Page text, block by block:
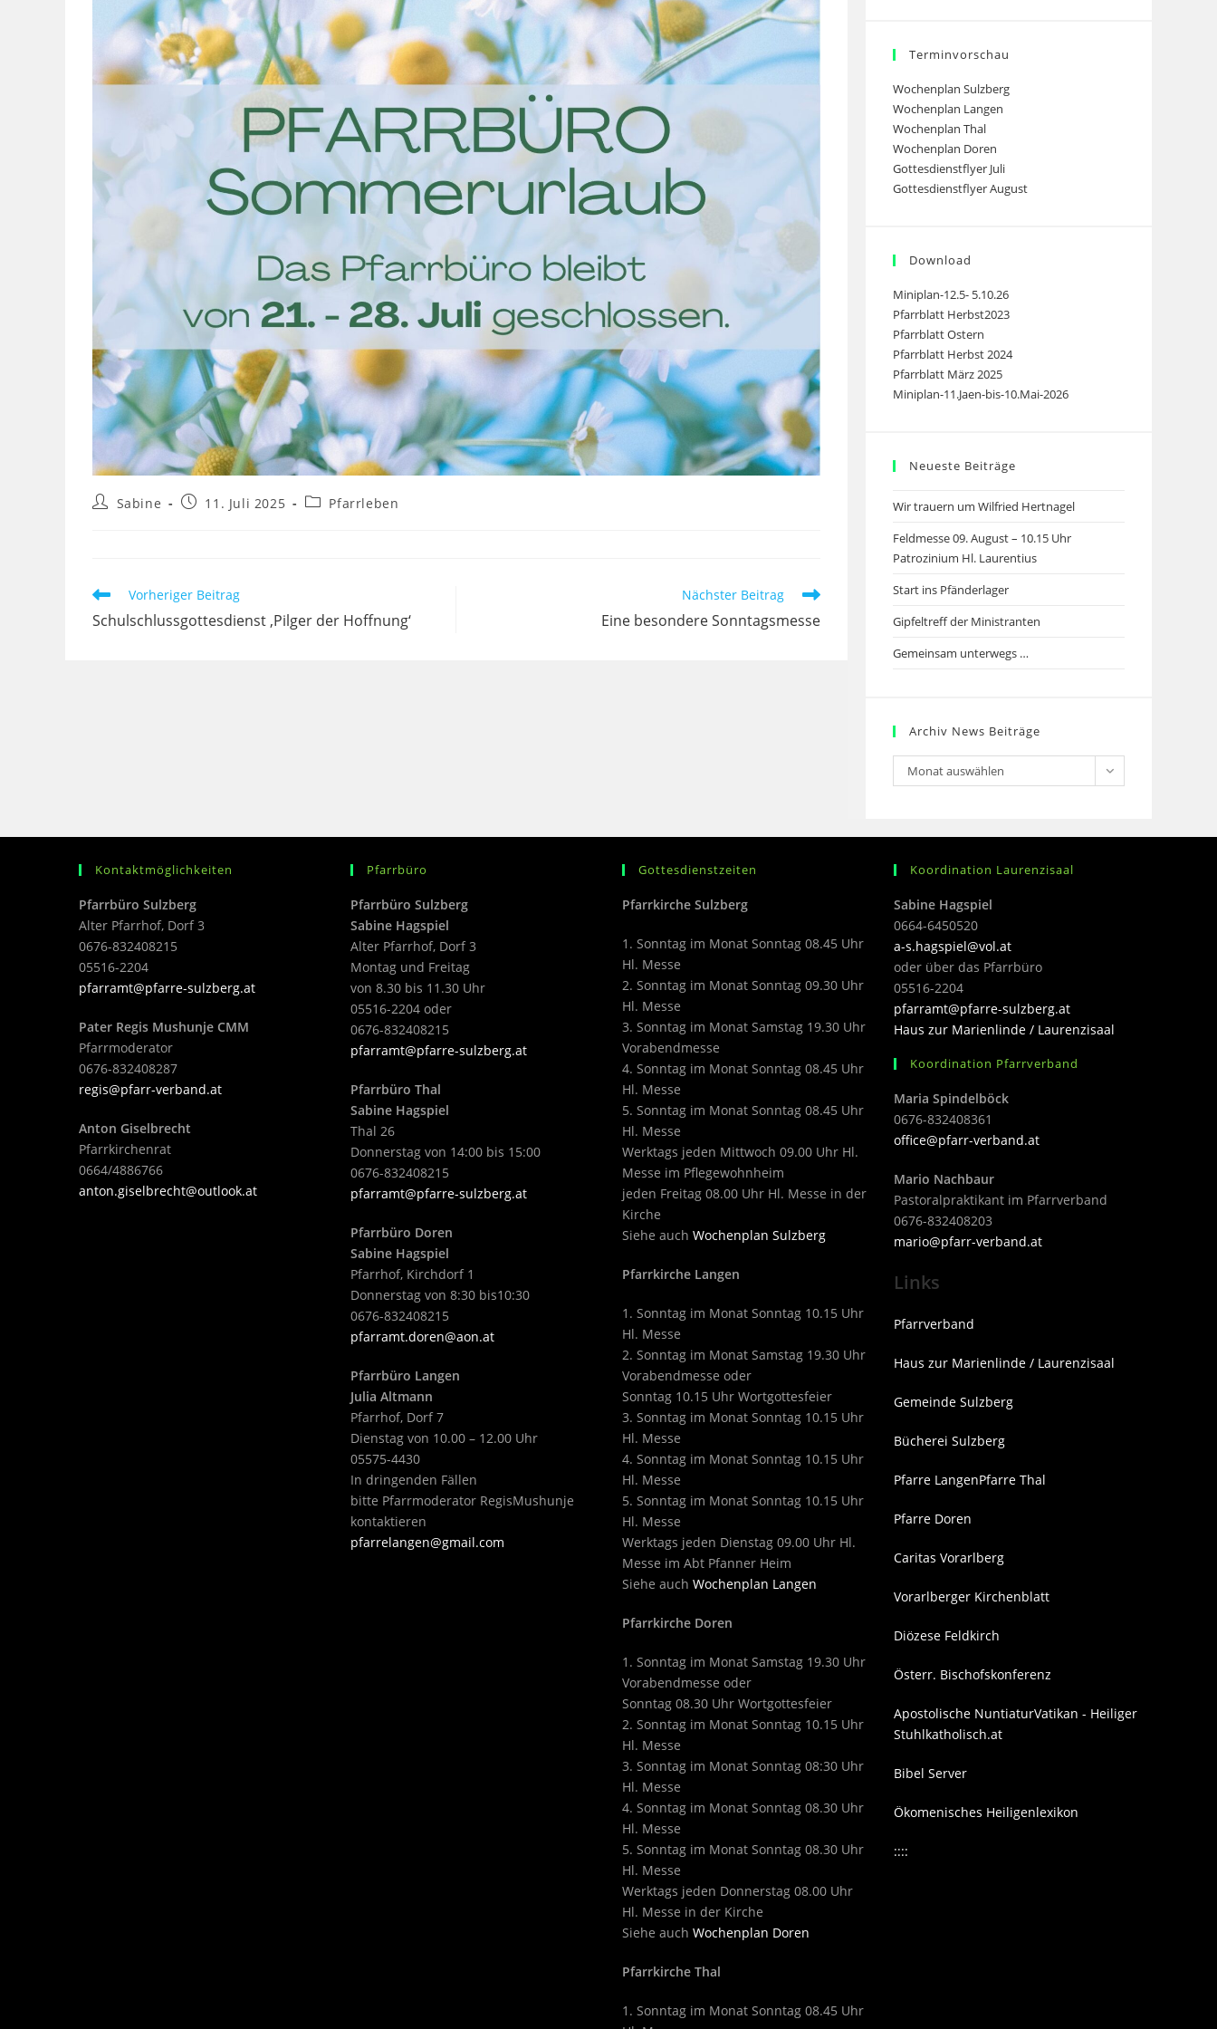
Beitrags-
Sabine
Beitrag11. Juli 2025
Beitrags-
Pfarrleben
Weitere
Artikel
ansehen
Vorheriger Beitrag
Schulschlussgottesdienst ‚Pilger der Hoffnung‘
Nächster Beitrag
Eine besondere Sonntagsmesse
Terminvorschau
Wochenplan Sulzberg
Wochenplan Langen
Wochenplan Thal
Wochenplan Doren
Gottesdienstflyer Juli
Gottesdienstflyer August
Download
Miniplan-12.5- 5.10.26
Pfarrblatt Herbst2023
Pfarrblatt Ostern
Pfarrblatt Herbst 2024
Pfarrblatt März 2025
Miniplan-11.Jaen-bis-10.Mai-2026
Neueste Beiträge
Wir trauern um Wilfried Hertnagel
Feldmesse 09. August – 10.15 Uhr
Patrozinium Hl. Laurentius
Start ins Pfänderlager
Gipfeltreff der Ministranten
Gemeinsam unterwegs …
Archiv News Beiträge
Archiv
News
Monat auswählen
Kontaktmöglichkeiten
Pfarrbüro Sulzberg
Alter Pfarrhof, Dorf 3
0676-832408215
05516-2204
pfarramt@pfarre-sulzberg.at
Pater Regis Mushunje CMM
Pfarrmoderator
0676-832408287
regis@pfarr-verband.at
Anton Giselbrecht
Pfarrkirchenrat
0664/4886766
anton.giselbrecht@outlook.at
Pfarrbüro
Pfarrbüro Sulzberg
Sabine Hagspiel
Alter Pfarrhof, Dorf 3
Montag und Freitag
von 8.30 bis 11.30 Uhr
05516-2204 oder
0676-832408215
pfarramt@pfarre-sulzberg.at
Pfarrbüro Thal
Sabine Hagspiel
Thal 26
Donnerstag von 14:00 bis 15:00
0676-832408215
pfarramt@pfarre-sulzberg.at
Pfarrbüro Doren
Sabine Hagspiel
Pfarrhof, Kirchdorf 1
Donnerstag von 8:30 bis10:30
0676-832408215
pfarramt.doren@aon.at
Pfarrbüro Langen
Julia Altmann
Pfarrhof, Dorf 7
Dienstag von 10.00 – 12.00 Uhr
05575-4430
In dringenden Fällen
bitte Pfarrmoderator RegisMushunje
kontaktieren
pfarrelangen@gmail.com
Gottesdienstzeiten
Pfarrkirche Sulzberg
1. Sonntag im Monat Sonntag 08.45 Uhr
Hl. Messe
2. Sonntag im Monat Sonntag 09.30 Uhr
Hl. Messe
3. Sonntag im Monat Samstag 19.30 Uhr
Vorabendmesse
4. Sonntag im Monat Sonntag 08.45 Uhr
Hl. Messe
5. Sonntag im Monat Sonntag 08.45 Uhr
Hl. Messe
Werktags jeden Mittwoch 09.00 Uhr Hl.
Messe im Pflegewohnheim
jeden Freitag 08.00 Uhr Hl. Messe in der
Kirche
Siehe auch Wochenplan Sulzberg
Pfarrkirche Langen
1. Sonntag im Monat Sonntag 10.15 Uhr
Hl. Messe
2. Sonntag im Monat Samstag 19.30 Uhr
Vorabendmesse oder
Sonntag 10.15 Uhr Wortgottesfeier
3. Sonntag im Monat Sonntag 10.15 Uhr
Hl. Messe
4. Sonntag im Monat Sonntag 10.15 Uhr
Hl. Messe
5. Sonntag im Monat Sonntag 10.15 Uhr
Hl. Messe
Werktags jeden Dienstag 09.00 Uhr Hl.
Messe im Abt Pfanner Heim
Siehe auch Wochenplan Langen
Pfarrkirche Doren
1. Sonntag im Monat Samstag 19.30 Uhr
Vorabendmesse oder
Sonntag 08.30 Uhr Wortgottesfeier
2. Sonntag im Monat Sonntag 10.15 Uhr
Hl. Messe
3. Sonntag im Monat Sonntag 08:30 Uhr
Hl. Messe
4. Sonntag im Monat Sonntag 08.30 Uhr
Hl. Messe
5. Sonntag im Monat Sonntag 08.30 Uhr
Hl. Messe
Werktags jeden Donnerstag 08.00 Uhr
Hl. Messe in der Kirche
Siehe auch Wochenplan Doren
Pfarrkirche Thal
1. Sonntag im Monat Sonntag 08.45 Uhr
Koordination Laurenzisaal
Sabine Hagspiel
0664-6450520
a-s.hagspiel@vol.at
oder über das Pfarrbüro
05516-2204
pfarramt@pfarre-sulzberg.at
Haus zur Marienlinde / Laurenzisaal
Koordination Pfarrverband
Maria Spindelböck
0676-832408361
office@pfarr-verband.at
Mario Nachbaur
Pastoralpraktikant im Pfarrverband
0676-832408203
mario@pfarr-verband.at
Links
Pfarrverband
Haus zur Marienlinde / Laurenzisaal
Gemeinde Sulzberg
Bücherei Sulzberg
Pfarre LangenPfarre Thal
Pfarre Doren
Caritas Vorarlberg
Vorarlberger Kirchenblatt
Diözese Feldkirch
Österr. Bischofskonferenz
Apostolische NuntiaturVatikan - Heiliger
Stuhlkatholisch.at
Bibel Server
Ökomenisches Heiligenlexikon
::::